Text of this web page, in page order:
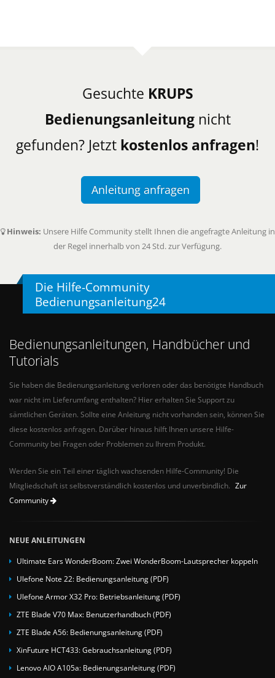
Gesuchte KRUPS
Bedienungsanleitungnicht
gefunden? Jetzt kostenlos anfragen!
Anleitung anfragen
Hinweis: Unsere Hilfe Community stellt Ihnen die angefragte Anleitung in
der Regel innerhalb von 24 Std. zur Verfügung.
Die Hilfe-Community
Bedienungsanleitung24
Bedienungsanleitungen, Handbücher und
Tutorials
Sie haben die Bedienungsanleitung verloren oder das benötigte Handbuch
war nicht im Lieferumfang enthalten? Hier erhalten Sie Support zu
sämtlichen Geräten. Sollte eine Anleitung nicht vorhanden sein, können Sie
diese kostenlos anfragen. Darüber hinaus hilft Ihnen unsere Hilfe-
Community bei Fragen oder Problemen zu Ihrem Produkt.
Werden Sie ein Teil einer täglich wachsenden Hilfe-Community! Die
Mitgliedschaft ist selbstverständlich kostenlos und unverbindlich. Zur
Community
NEUE ANLEITUNGEN
Ultimate Ears WonderBoom: Zwei WonderBoom-Lautsprecher koppeln
Ulefone Note 22: Bedienungsanleitung (PDF)
Ulefone Armor X32 Pro: Betriebsanleitung (PDF)
ZTE Blade V70 Max: Benutzerhandbuch (PDF)
ZTE Blade A56: Bedienungsanleitung (PDF)
XinFuture HCT433: Gebrauchsanleitung (PDF)
Lenovo AIO A105a: Bedienungsanleitung (PDF)